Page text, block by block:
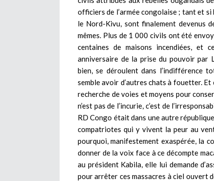
officiers de l’armée congolaise ; tant et
le Nord-Kivu, sont finalement devenus
mêmes. Plus de 1 000 civils ont été
centaines de maisons incendiées, et
anniversaire de la prise du pouvoir par
bien, se déroulent dans l’indifférence
semble avoir d’autres chats à fouetter. Et
recherche de voies et moyens pour
n’est pas de l’incurie, c’est de
RD Congo était dans une autre
compatriotes qui y vivent la peur au
pourquoi, manifestement exaspérée, la
donner de la voix face à ce décompte
au président Kabila, elle lui demande
pour arrêter ces massacres à ciel ouvert